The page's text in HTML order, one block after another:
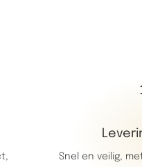
Snel en veilig,